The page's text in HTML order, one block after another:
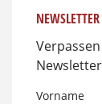
Vorname